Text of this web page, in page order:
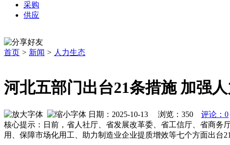
采购
供应
首页 > 新闻 > 人力生态
河北五部门出台21条措施 加强
日期：2025-10-13 浏览： 350
评论：0
核心提示：日前，省人社厅、省发展改革委、省工信厅、省商
用、保障市场化用工、助力制造业企业提质增效等七个方面出